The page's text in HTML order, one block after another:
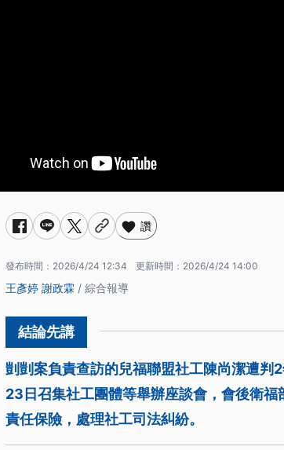
讚
發布時間： 2026/4/24 12:34 更新時間： 2026/4/24 14:00
王彥婷 謝政霖 / 綜合報導
剴剴案負責查訪的兒福聯盟社工陳尚潔遭判
23日召集社工團體等舉辦座談會，會後衛
責任保險，處理社工司法糾紛。